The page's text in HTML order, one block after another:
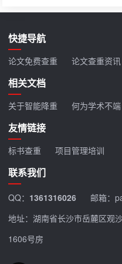
快捷导航
论文免费查重 论文查重资讯
相关文档
关于智能降重 何为学术不端
友情链接
标书查重 项目管理培训
联系我们
QQ： 1361316026
邮箱：
地址：湖南省长沙市岳麓区观
1606号房